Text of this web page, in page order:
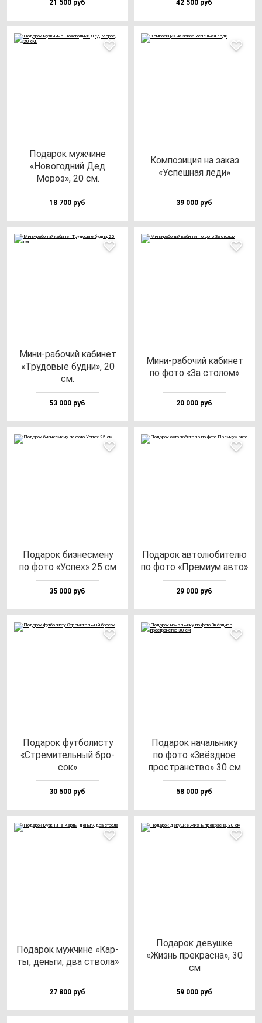
21 500 руб 42 500 руб
Пода­рок муж­чи­не
«Ново­год­ний Дед
Мороз», 20 см.
18 700 руб
Ком­по­зи­ция на за­каз
«Успеш­ная ле­ди»
39 000 руб
Мини-ра­бо­чий ка­би­нет
«Тру­до­вые буд­ни», 20
см.
53 000 руб
Мини-ра­бо­чий ка­би­нет
по фо­то «За сто­лом»
20 000 руб
Пода­рок биз­нес­ме­ну
по фо­то «Успех» 25 см
35 000 руб
Пода­рок ав­то­лю­би­те­лю
по фо­то «Пре­ми­ум ав­то»
29 000 руб
Пода­рок фут­бо­лис­ту
«Стре­ми­тель­ный бро­
сок»
30 500 руб
Пода­рок на­чаль­ни­ку
по фо­то «Звёз­дное
прос­транс­тво» 30 см
58 000 руб
Пода­рок муж­чи­не «Кар­
ты, день­ги, два ство­ла»
27 800 руб
Пода­рок де­вуш­ке
«Жизнь прек­рас­на», 30
см
59 000 руб